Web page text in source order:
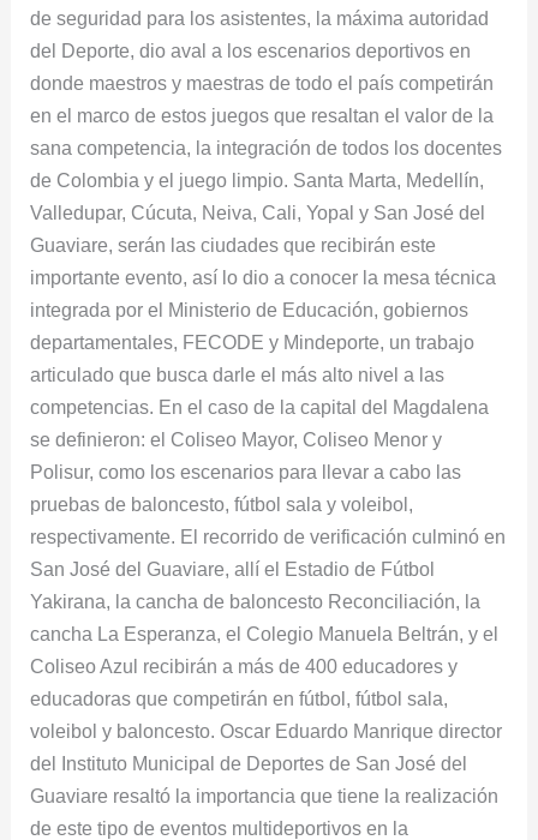
de seguridad para los asistentes, la máxima autoridad
del Deporte, dio aval a los escenarios deportivos en
donde maestros y maestras de todo el país competirán
en el marco de estos juegos que resaltan el valor de la
sana competencia, la integración de todos los docentes
de Colombia y el juego limpio. Santa Marta, Medellín,
Valledupar, Cúcuta, Neiva, Cali, Yopal y San José del
Guaviare, serán las ciudades que recibirán este
importante evento, así lo dio a conocer la mesa técnica
integrada por el Ministerio de Educación, gobiernos
departamentales, FECODE y Mindeporte, un trabajo
articulado que busca darle el más alto nivel a las
competencias. En el caso de la capital del Magdalena
se definieron: el Coliseo Mayor, Coliseo Menor y
Polisur, como los escenarios para llevar a cabo las
pruebas de baloncesto, fútbol sala y voleibol,
respectivamente. El recorrido de verificación culminó en
San José del Guaviare, allí el Estadio de Fútbol
Yakirana, la cancha de baloncesto Reconciliación, la
cancha La Esperanza, el Colegio Manuela Beltrán, y el
Coliseo Azul recibirán a más de 400 educadores y
educadoras que competirán en fútbol, fútbol sala,
voleibol y baloncesto. Oscar Eduardo Manrique director
del Instituto Municipal de Deportes de San José del
Guaviare resaltó la importancia que tiene la realización
de este tipo de eventos multideportivos en la